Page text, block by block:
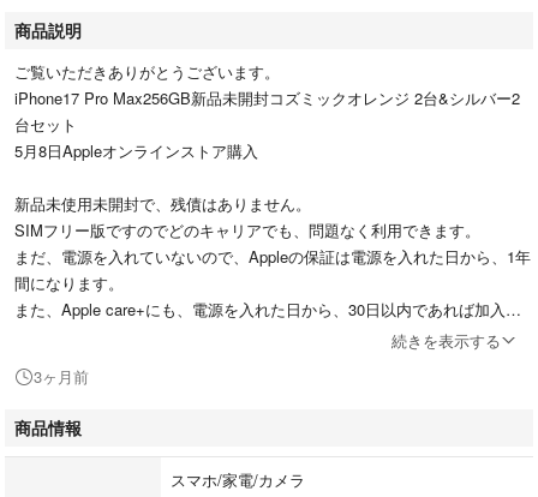
商品説明
ご覧いただきありがとうございます。
iPhone17 Pro Max256GB新品未開封コズミックオレンジ 2台&シルバー2
台セット
5月8日Appleオンラインストア購入
新品未使用未開封で、残債はありません。
SIMフリー版ですのでどのキャリアでも、問題なく利用できます。
まだ、電源を入れていないので、Appleの保証は電源を入れた日から、1年
間になります。
また、Apple care+にも、電源を入れた日から、30日以内であれば加入で
すり替え防止の為購入後返品等はできません。
初期不良等はAppleにてご対応をお願いします。
続きを表示する
3ヶ月前
商品情報
スマホ/家電/カメラ